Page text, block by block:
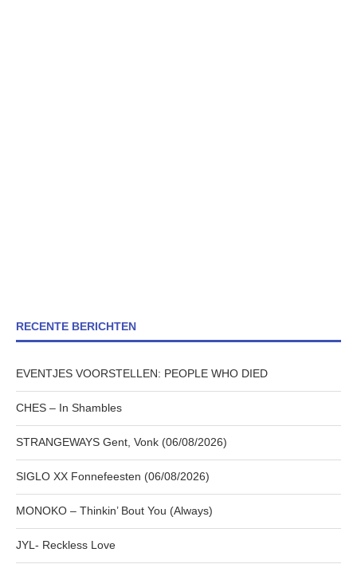
RECENTE BERICHTEN
EVENTJES VOORSTELLEN: PEOPLE WHO DIED
CHES – In Shambles
STRANGEWAYS Gent, Vonk (06/08/2026)
SIGLO XX Fonnefeesten (06/08/2026)
MONOKO – Thinkin’ Bout You (Always)
JYL- Reckless Love